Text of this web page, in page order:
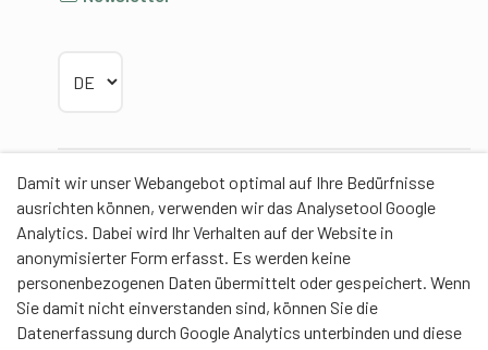
Damit wir unser Webangebot optimal auf Ihre Bedürfnisse
ausrichten können, verwenden wir das Analysetool Google
Analytics. Dabei wird Ihr Verhalten auf der Website in
anonymisierter Form erfasst. Es werden keine
personenbezogenen Daten übermittelt oder gespeichert. Wenn
Sie damit nicht einverstanden sind, können Sie die
Datenerfassung durch Google Analytics unterbinden und diese
Partner
Contentpartner